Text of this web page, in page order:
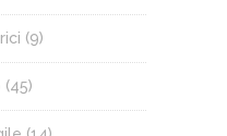
(9)
(45)